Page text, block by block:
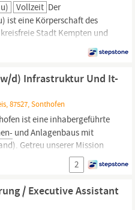
Vollzeit Der
ist eine Körperschaft des
Stadt Kempten und
haben. Der
mit einer
mit vorgeschalteter
d) Infrastruktur Und It-
87527, Sonthofen
ist eine inhabergeführte
und Anlagenbaus mit
Getreu unserer Mission
VALUE“ bieten wir innovative
auf dem Gebiet
Verfahrenstechnik.
2
/ Executive Assistant